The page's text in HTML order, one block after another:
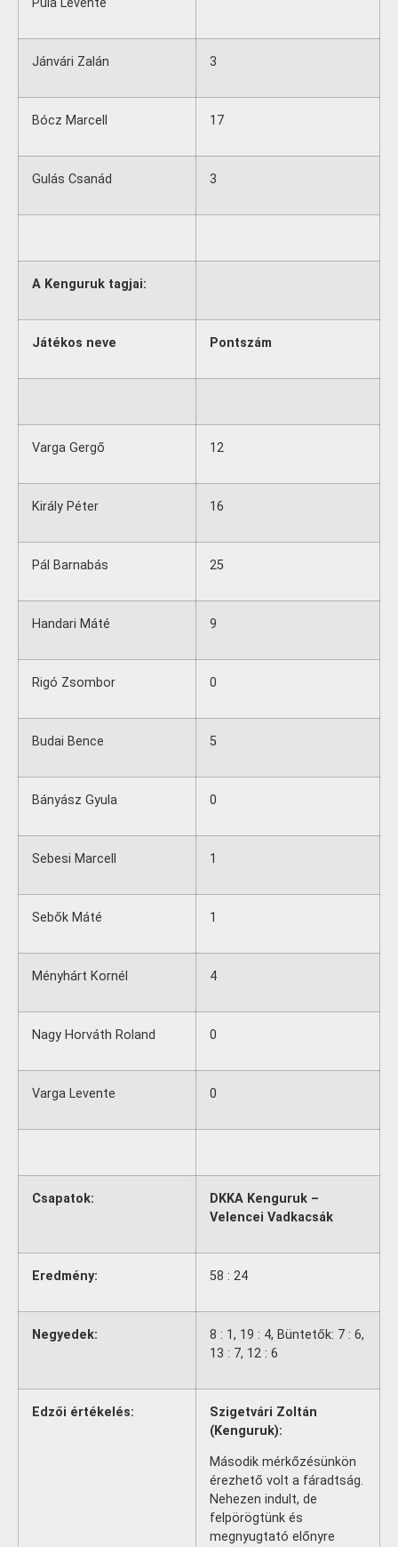
Pula Levente
Jánvári Zalán 3
Bócz Marcell 17
Gulás Csanád 3
A Kenguruk tagjai:
Játékos neve Pontszám
Varga Gergő 12
Király Péter 16
Pál Barnabás 25
Handari Máté 9
Rigó Zsombor 0
Budai Bence 5
Bányász Gyula 0
Sebesi Marcell 1
Sebők Máté 1
Ményhárt Kornél 4
Nagy Horváth Roland 0
Varga Levente 0
Csapatok:
DKKA Kenguruk –
Velencei Vadkacsák
Eredmény: 58 : 24
Negyedek:
8 : 1, 19 : 4, Büntetők: 7 : 6,
13 : 7, 12 : 6
Edzői értékelés:
Szigetvári Zoltán
(Kenguruk):
Második mérkőzésünkön
érezhető volt a fáradtság.
Nehezen indult, de
felpörögtünk és
megnyugtató előnyre